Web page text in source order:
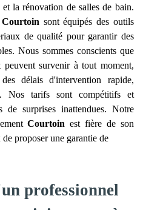
la rénovation de salles de bain.
Courtoin sont équipés des outils
de qualité pour garantir des
Nous sommes conscients que
peuvent survenir à tout moment,
délais d'intervention rapide,
Nos tarifs sont compétitifs et
de surprises inattendues. Notre
Courtoin est fière de son
proposer une garantie de
professionnel